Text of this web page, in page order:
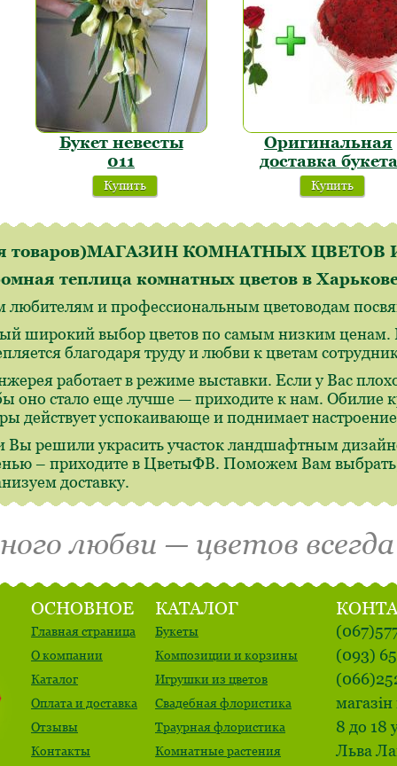
Букет невесты
011
Купить
Оригинальная
доставка букета
Купить
товаров)МАГАЗИН КОМНАТНЫХ
теплица комнатных цветов в
любителям и профессиональным цветоводам
широкий выбор цветов по самым низким ценам.
благодаря труду и любви к цветам
работает в режиме выставки. Если у Вас
оно стало еще лучше — приходите к нам. Обилие
действует успокаивающе и поднимает
Вы решили украсить участок ландшафтным
– приходите в ЦветыФВ. Поможем Вам
доставку.
любви — цветов
ОСНОВНОЕ
Главная страница
О компании
Каталог
Оплата и доставка
Отзывы
Контакты
КАТАЛОГ
Букеты
Композиции и корзины
Игрушки из цветов
Свадебная флористика
Траурная флористика
Комнатные растения
(093)
8 до 18
Льва